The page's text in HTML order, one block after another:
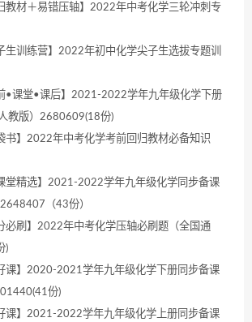
教材＋易错压轴】2022年中考化学三轮冲刺专
生训练营】2022年初中化学尖子生选拔专题训
•课堂•课后】2021-2022学年九年级化学下册
教版）2680609(18份)
书】2022年中考化学考前回归教材必备知识
堂精选】2021-2022学年九年级化学同步备课
（43份）
必刷】2022年中考化学压轴必刷题（全国通
)
课】2020-2021学年九年级化学下册同步备课
份)
课】2021-2022学年九年级化学上册同步备课